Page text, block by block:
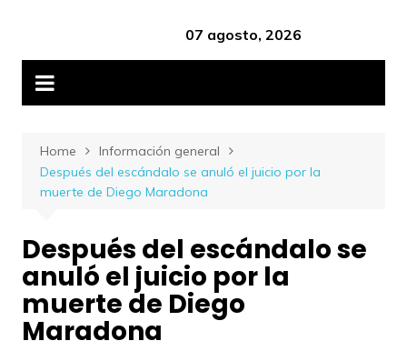
07 agosto, 2026
Home
Información general
Después del escándalo se anuló el juicio por la
muerte de Diego Maradona
Después del escándalo se
anuló el juicio por la
muerte de Diego
Maradona